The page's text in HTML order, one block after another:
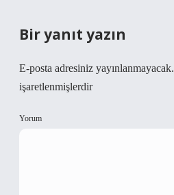
Bir yanıt yazın
E-posta adresiniz yayınlanmayacak.
işaretlenmişlerdir
Yorum